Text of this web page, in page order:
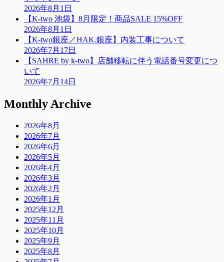
2026年8月1日
【K-two 池袋】8月限定！商品SALE 15%OFF
2026年8月1日
【K-two銀座／HAK.銀座】内装工事について
2026年7月17日
【SAHRE by k-two】店舗移転に伴う電話番号変更につ
いて
2026年7月14日
Monthly Archive
2026年8月
2026年7月
2026年6月
2026年5月
2026年4月
2026年3月
2026年2月
2026年1月
2025年12月
2025年11月
2025年10月
2025年9月
2025年8月